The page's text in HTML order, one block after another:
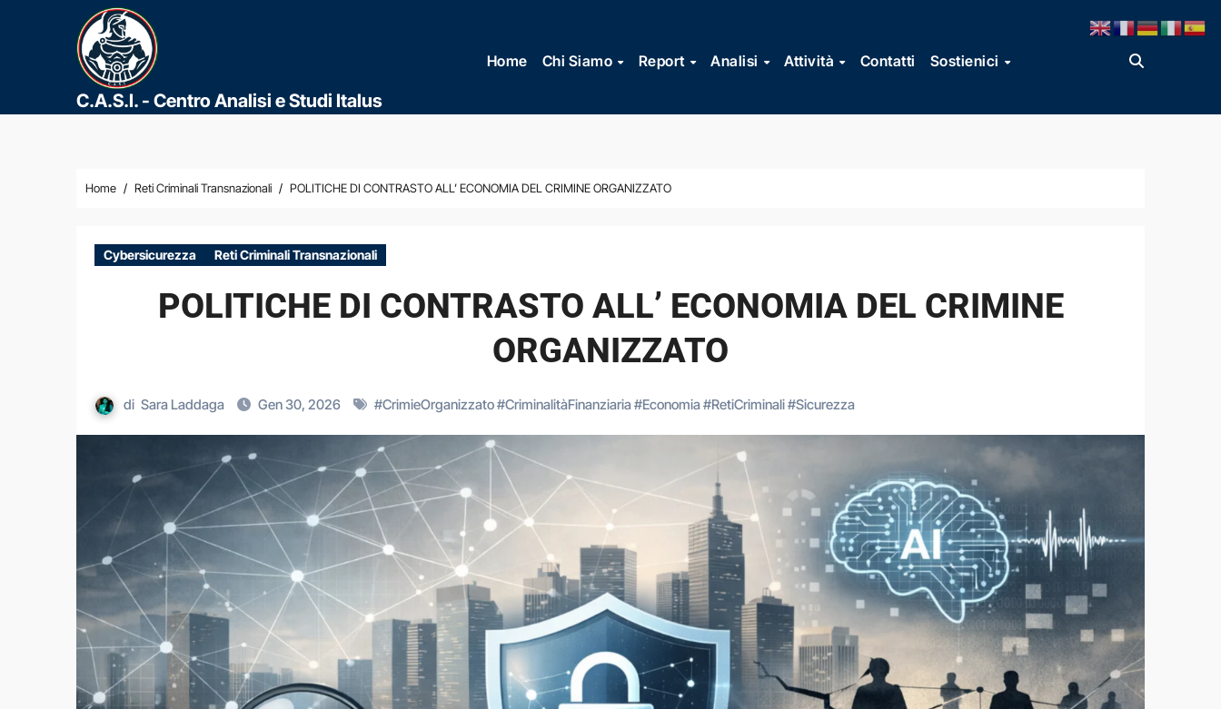
contenuto
C.A.S.I. - Centro Analisi e Studi Italus
Home Chi Siamo Report Analisi Attività Contatti Sostienici
Home Reti Criminali Transnazionali POLITICHE DI CONTRASTO ALL’ ECONOMIA DEL CRIMINE ORGANIZZATO
Cybersicurezza Reti Criminali Transnazionali
POLITICHE DI CONTRASTO ALL’ ECONOMIA DEL CRIMINE
ORGANIZZATO
di Sara Laddaga Gen 30, 2026 #CrimieOrganizzato#CriminalitàFinanziaria#Economia#RetiCriminali#Sicurezza